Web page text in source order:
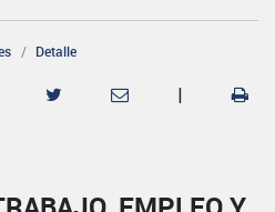
Detalle
|